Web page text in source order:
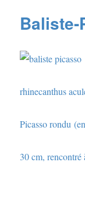
rhinecanthus
Picasso rondu
30 cm,